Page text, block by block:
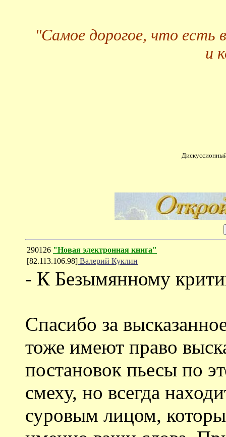
"Самое дорогое, что есть
и
290126 "Новая электронная книга"
[82.113.106.98] Валерий Куклин
- К Безымянному
Спасибо за
тоже имеют право
постановок пьесы по
смеху, но всегда
суровым лицом,